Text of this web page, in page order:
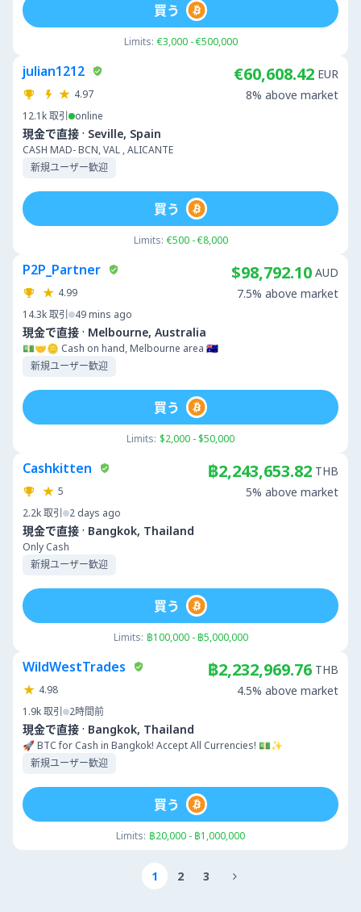
Limits: €3,000 - €500,000
買う
julian1212
4.97
12.1k取引 online
現金で直接 · Seville, Spain
CASH MAD- BCN, VAL , ALICANTE
新規ユーザー歓迎
€60,608.42 EUR
8% above market
Limits: €500 - €8,000
買う
P2P_Partner
4.99
14.3k取引 49 mins ago
現金で直接 · Melbourne, Australia
💵🤝🪙 Cash on hand, Melbourne area 🇦🇺
新規ユーザー歓迎
$98,792.10 AUD
7.5% above market
Limits: $2,000 - $50,000
買う
Cashkitten
5
2.2k取引 2 days ago
現金で直接 · Bangkok, Thailand
Only Cash
新規ユーザー歓迎
฿2,243,653.82 THB
5% above market
Limits: ฿100,000 - ฿5,000,000
買う
WildWestTrades
4.98
1.9k取引 2時間前
現金で直接 · Bangkok, Thailand
🚀 BTC for Cash in Bangkok! Accept All Currencies! 💵✨
新規ユーザー歓迎
฿2,232,969.76 THB
4.5% above market
Limits: ฿20,000 - ฿1,000,000
買う
1 2 3 